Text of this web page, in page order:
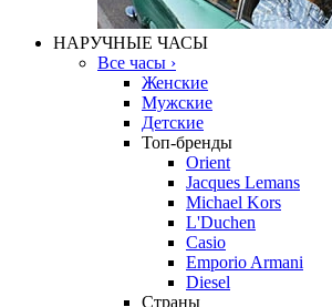
НАРУЧНЫЕ ЧАСЫ
Все часы ›
Женские
Мужские
Детские
Топ-бренды
Orient
Jacques Lemans
Michael Kors
L'Duchen
Casio
Emporio Armani
Diesel
Страны